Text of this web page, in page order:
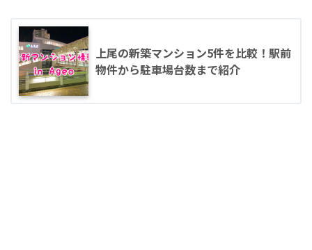
上尾の新築マンション5件を比較！駅前
物件から駐車場台数まで紹介